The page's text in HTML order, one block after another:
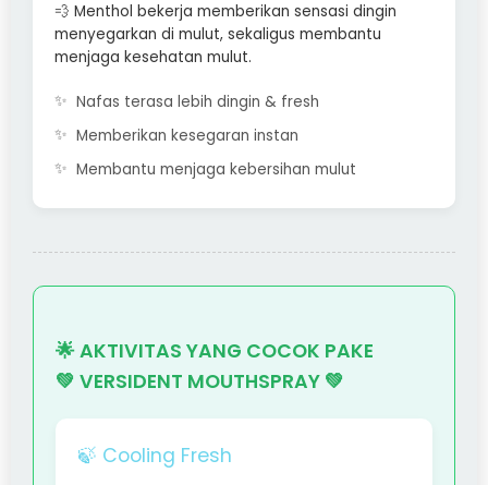
💨 Menthol bekerja memberikan sensasi dingin
menyegarkan di mulut, sekaligus membantu
menjaga kesehatan mulut.
Nafas terasa lebih dingin & fresh
Memberikan kesegaran instan
Membantu menjaga kebersihan mulut
🌟 AKTIVITAS YANG COCOK PAKE
💚 VERSIDENT MOUTHSPRAY 💚
🍃 Cooling Fresh